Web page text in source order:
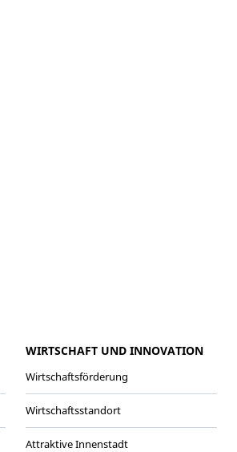
WIRTSCHAFT UND INNOVATION
Wirtschaftsförderung
Wirtschaftsstandort
Attraktive Innenstadt